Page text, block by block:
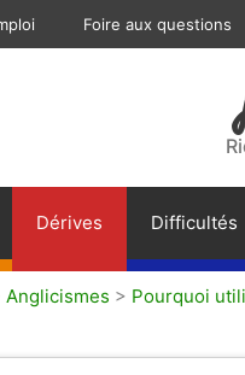
Foire aux questions
Dérives Difficultés
Anglicismes > Pourquoi